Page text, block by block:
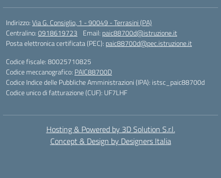
Indirizzo:Via G. Consiglio, 1 - 90049 - Terrasini (PA)
Centralino:0918619723 Email: paic88700d@istruzione.it
Posta elettronica certificata (PEC): paic88700d@pec.istruzione.it
Codice fiscale: 80025710825
Codice meccanografico: PAIC88700D
Codice Indice delle Pubbliche Amministrazioni (IPA): istsc_paic88700d
Codice unico di fatturazione (CUF): UF7LHF
Hosting & Powered by 3D Solution S.r.l.
Concept & Design by Designers Italia